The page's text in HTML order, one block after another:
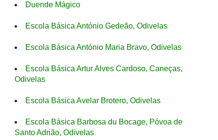
Duende Mágico
Escola Básica António Gedeão, Odivelas
Escola Básica António Maria Bravo, Odivelas
Escola Básica Artur Alves Cardoso, Caneças,
Odivelas
Escola Básica Avelar Brotero, Odivelas
Escola Básica Barbosa du Bocage, Póvoa de
Santo Adrião, Odivelas